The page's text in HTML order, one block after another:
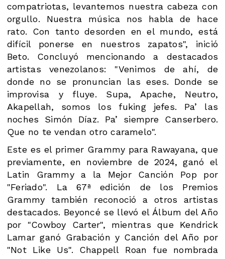
compatriotas, levantemos nuestra cabeza con
orgullo. Nuestra música nos habla de hace
rato. Con tanto desorden en el mundo, está
difícil ponerse en nuestros zapatos", inició
Beto. Concluyó mencionando a destacados
artistas venezolanos: "Venimos de ahí, de
donde no se pronuncian las eses. Donde se
improvisa y fluye. Supa, Apache, Neutro,
Akapellah, somos los fuking jefes. Pa’ las
noches Simón Díaz. Pa’ siempre Canserbero.
Que no te vendan otro caramelo".
Este es el primer Grammy para Rawayana, que
previamente, en noviembre de 2024, ganó el
Latin Grammy a la Mejor Canción Pop por
"Feriado". La 67ª edición de los Premios
Grammy también reconoció a otros artistas
destacados. Beyoncé se llevó el Álbum del Año
por "Cowboy Carter", mientras que Kendrick
Lamar ganó Grabación y Canción del Año por
"Not Like Us". Chappell Roan fue nombrada